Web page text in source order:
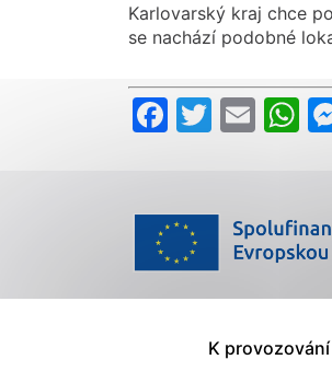
Karlovarský kraj chce
se nachází podobné
Facebook
Twitter
Mapa stránek|Prohlášení
K